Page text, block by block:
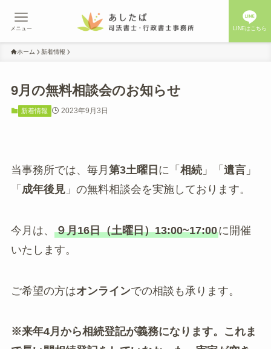
LINEはこちら
メニュー
ホーム 新着情報
9月の無料相談会のお知らせ
新着情報 2023年9月3日
当事務所では、毎月 第3土曜日 に「 相続」「 遺言」
「 成年後見」の無料相談会を実施しております。
今月は、 ９月16日（土曜日）13:00~17:00に開催
いたします。
ご希望の方はオンラインでの相談も承ります。
※来年4月から相続登記が義務になります。これま